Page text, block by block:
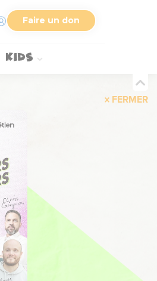
Faire un don
FERMER